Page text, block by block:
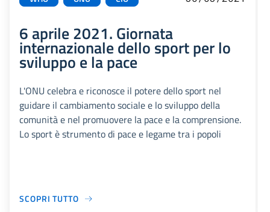
6 aprile 2021. Giornata
internazionale dello sport per lo
sviluppo e la pace
L'ONU celebra e riconosce il potere dello sport nel
guidare il cambiamento sociale e lo sviluppo della
comunità e nel promuovere la pace e la comprensione.
Lo sport è strumento di pace e legame tra i popoli
SCOPRI TUTTO